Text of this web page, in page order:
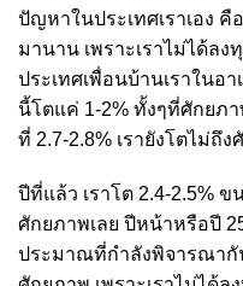
ปัญหาในประเทศเราเอง คื
มานาน เพราะเราไม่ได้ล
ประเทศเพื่อนบ้านเราในอา
นี้โตแค่ 1-2% ทั้งๆที่ศักยภ
ที่ 2.7-2.8% เรายังโตไม่ถึง
ปีที่แล้ว เราโต 2.4-2.5%
ศักยภาพเลย ปีหน้าหรือปี
ประมาณที่กำลังพิจารณากั